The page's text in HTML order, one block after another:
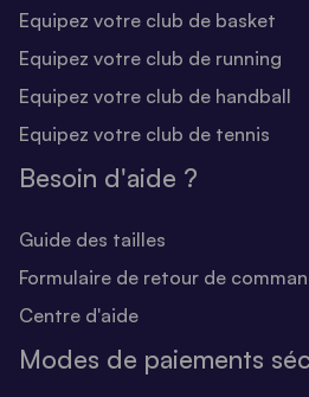
Equipez votre club de basket
Equipez votre club de running
Equipez votre club de handball
Equipez votre club de tennis
Besoin d'aide ?
Guide des tailles
Formulaire de retour de
Centre d'aide
Modes de paiements